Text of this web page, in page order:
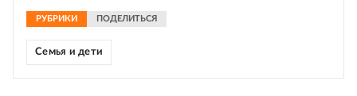
РУБРИКИ ПОДЕЛИТЬСЯ
Семья и дети